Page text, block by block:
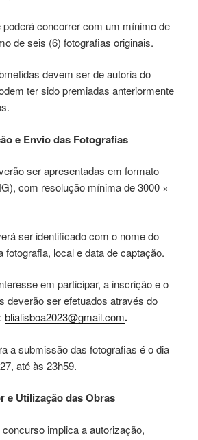
poderá concorrer com um mínimo de
de seis (6) fotografias originais.
devem ser de autoria do
ter sido premiadas anteriormente
e Envio das Fotografias
ser apresentadas em formato
com resolução mínima de 3000 ×
ser identificado com o nome do
fotografia, local e data de captação.
em participar, a inscrição e o
deverão ser efetuados através do
blialisboa2023@gmail.com.
a submissão das fotografias é o dia
até às 23h59.
e Utilização das Obras
implica a autorização,